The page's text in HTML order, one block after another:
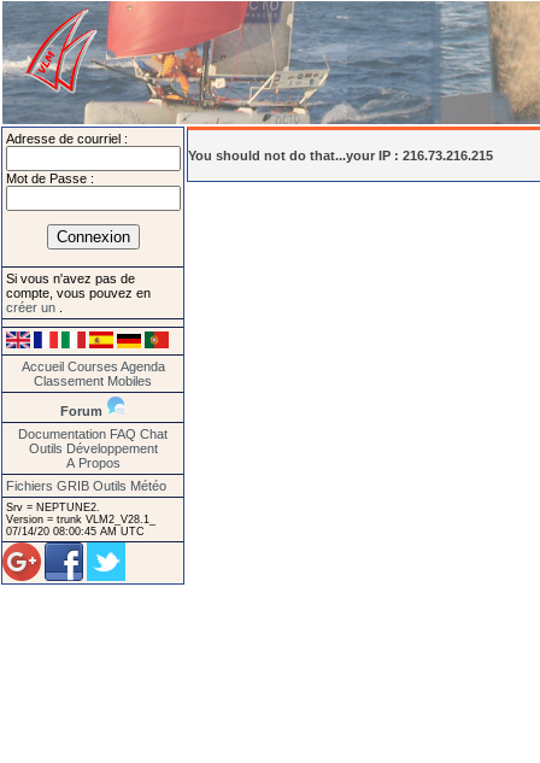
Adresse de courriel :
Mot de Passe :
Si vous n'avez pas de
compte, vous pouvez en
créer un
Accueil Courses Agenda
Classement Mobiles
Forum
Documentation FAQ Chat
Outils Développement
A Propos
Fichiers GRIB Outils Météo
Srv = NEPTUNE2.
Version = trunk VLM2_V28.1_
07/14/20 08:00:45 AM UTC
You should not do that...your IP : 216.73.216.215